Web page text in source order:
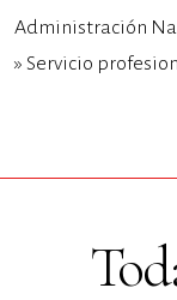
Administración
» Servicio